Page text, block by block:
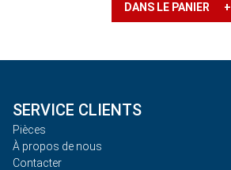
DANS LE PANIER +
SERVICE CLIENTS
Pièces
À propos de nous
Contacter